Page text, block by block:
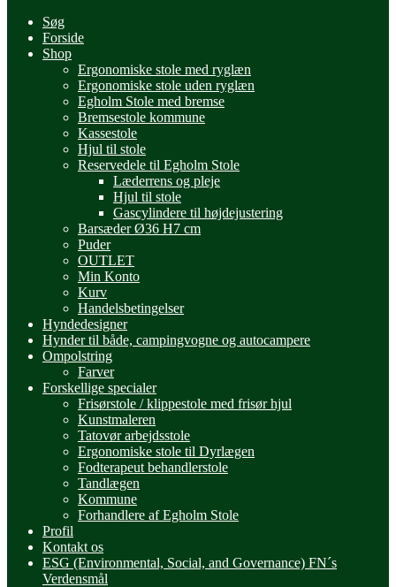
Søg
Forside
Shop
Ergonomiske stole med ryglæn
Ergonomiske stole uden ryglæn
Egholm Stole med bremse
Bremsestole kommune
Kassestole
Hjul til stole
Reservedele til Egholm Stole
Læderrens og pleje
Hjul til stole
Gascylindere til højdejustering
Barsæder Ø36 H7 cm
Puder
OUTLET
Min Konto
Kurv
Handelsbetingelser
Hyndedesigner
Hynder til både, campingvogne og autocampere
Ompolstring
Farver
Forskellige specialer
Frisørstole / klippestole med frisør hjul
Kunstmaleren
Tatovør arbejdsstole
Ergonomiske stole til Dyrlægen
Fodterapeut behandlerstole
Tandlægen
Kommune
Forhandlere af Egholm Stole
Profil
Kontakt os
ESG (Environmental, Social, and Governance) FN´s
Verdensmål